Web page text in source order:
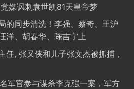
媒讽刺袁世凯81天皇帝梦
的同步清洗！李强、蔡奇、王沪
洋、胡春华、陈吉宁上
任, 张又侠和儿子张文杰被抓捕，
军官参与谋杀李克强一案，军方